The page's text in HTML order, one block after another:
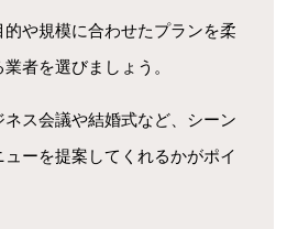
的や規模に合わせたプランを柔
者を選びましょう。
ス会議や結婚式など、シーン
ーを提案してくれるかがポイ